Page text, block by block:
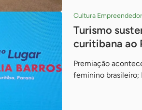
Cultura
Turismo
curitibana ao
Premiação
feminino brasileiro;